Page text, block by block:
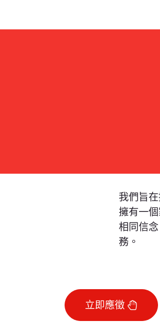
我們旨
擁有一
相同信
務。
立即應徵